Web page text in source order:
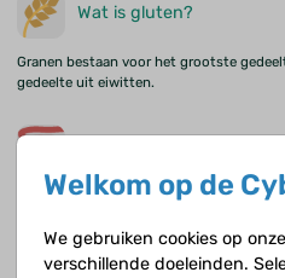
Wat is gluten?
Granen bestaan voor het grootste
gedeelte uit eiwitten.
De dunne darm speelt een belangrijke
Welkom op de
We gebruiken cookies op
verschillende doeleinden.